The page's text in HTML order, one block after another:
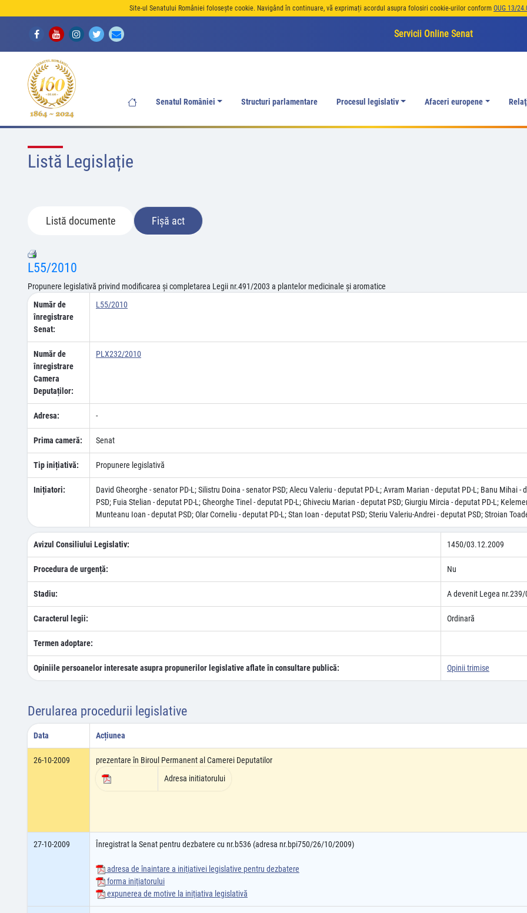
Site-ul Senatului României folosește cookie. Navigând în continuare, vă exprimați acordul asupra folosiri cookie-urilor conform OUG 13/
Servicii Online Senat
Senatul României Structuri parlamentare Procesul legislativ Afaceri europene
Listă Legislație
Listă documente Fișă act
L55/2010
Propunere legislativă privind modificarea şi completarea Legii nr.491/2003 a plantelor medicinale şi aromatice
Număr de
înregistrare
Senat:
L55/2010
Număr de
înregistrare
Camera
Deputaților:
PLX232/2010
Adresa: -
Prima cameră: Senat
Tip inițiativă: Propunere legislativă
Inițiatori:
David Gheorghe - senator PD-L; Silistru Doina - senator PSD; Alecu Valeriu - deputat PD-L; Avram Marian - deputat PD-L; Banu Mihai
PSD; Fuia Stelian - deputat PD-L; Gheorghe Tinel - deputat PD-L; Ghiveciu Marian - deputat PSD; Giurgiu Mircia - deputat PD-L;
Munteanu Ioan - deputat PSD; Olar Corneliu - deputat PD-L; Stan Ioan - deputat PSD; Steriu Valeriu-Andrei - deputat PSD; Stroian
Avizul Consiliului Legislativ: 1450/03.12.2009
Procedura de urgență: Nu
Stadiu: A devenit Legea
Caracterul legii: Ordinară
Termen adoptare:
Opiniile persoanelor interesate asupra propunerilor legislative aflate în consultare publică: Opinii trimise
Derularea procedurii legislative
Data Acțiunea
26-10-2009
prezentare în Biroul Permanent al Camerei Deputatilor
Adresa initiatorului
27-10-2009 Înregistrat la Senat pentru dezbatere cu nr.b536 (adresa nr.bpi750/26/10/2009)
adresa de înaintare a iniţiativei legislative pentru dezbatere
forma iniţiatorului
expunerea de motive la iniţiativa legislativă